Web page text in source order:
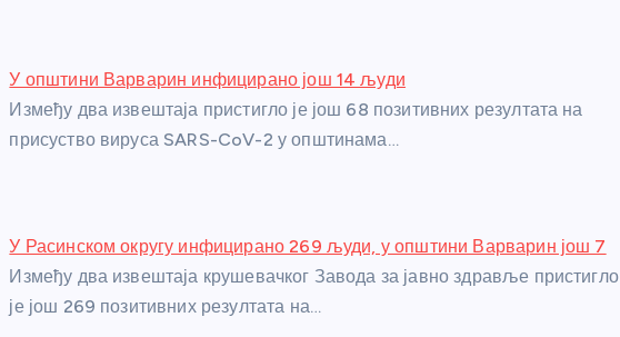
stУ општини Варварин инфицирано још 14 људи
Између два извештаја пристигло је још 68 позитивних резултата на
присуство вируса SARS-CoV-2 у општинама…
У Расинском округу инфицирано 269 људи, у општини Варварин још 7
Између два извештаја крушевачког Завода за јавно здравље пристигло
је још 269 позитивних резултата на…